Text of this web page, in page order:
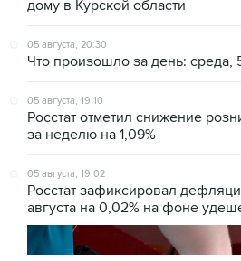
05 августа, 20:30
05 августа, 19:10
за неделю на 1,09%
05 августа, 19:02
августа на 0,02% на фоне